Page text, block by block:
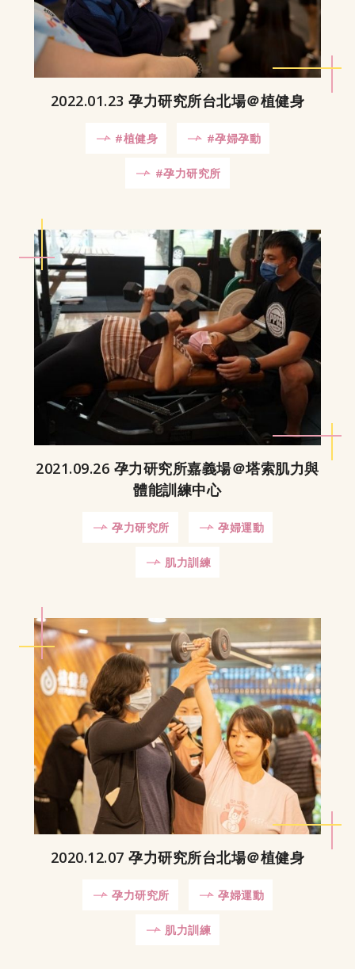
2022.01.23 孕力研究所台北場＠植健身
#植健身 #孕婦孕動
#孕力研究所
2021.09.26 孕力研究所嘉義場＠塔索肌力與
體能訓練中心
孕力研究所 孕婦運動
肌力訓練
2020.12.07 孕力研究所台北場＠植健身
孕力研究所 孕婦運動
肌力訓練